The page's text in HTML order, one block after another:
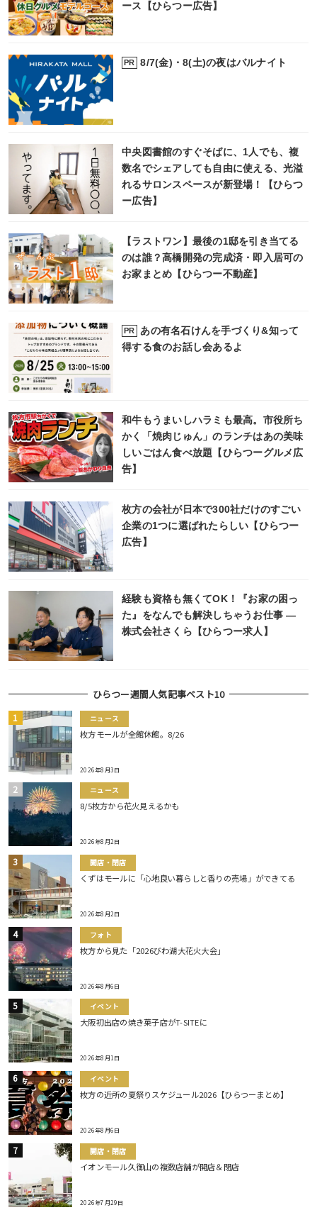
ース【ひらつー広告】
PR 8/7(金)・8(土)の夜はバルナイト
中央図書館のすぐそばに、1人でも、複
数名でシェアしても自由に使える、光溢
れるサロンスペースが新登場！【ひらつ
ー広告】
【ラストワン】最後の1邸を引き当てる
のは誰？高橋開発の完成済・即入居可の
お家まとめ【ひらつー不動産】
PR
あの有名石けんを手づくり&知って
得する食のお話し会あるよ
和牛もうまいしハラミも最高。市役所ち
かく「焼肉じゅん」のランチはあの美味
しいごはん食べ放題【ひらつーグルメ広
告】
枚方の会社が日本で300社だけのすごい
企業の1つに選ばれたらしい【ひらつー
広告】
経験も資格も無くてOK！『お家の困っ
た』をなんでも解決しちゃうお仕事 ―
株式会社さくら【ひらつー求人】
ひらつー週間人気記事ベスト10
ニュース
枚方モールが全館休館。8/26
2026年8月3日
ニュース
8/5枚方から花火見えるかも
2026年8月2日
開店・閉店
くずはモールに「心地良い暮らしと香りの売場」ができてる
2026年8月2日
フォト
枚方から見た「2026びわ湖大花火大会」
2026年8月6日
イベント
大阪初出店の焼き菓子店がT-SITEに
2026年8月1日
イベント
枚方の近所の夏祭りスケジュール2026【ひらつーまとめ】
2026年8月6日
開店・閉店
イオンモール久御山の複数店舗が開店＆閉店
2026年7月29日